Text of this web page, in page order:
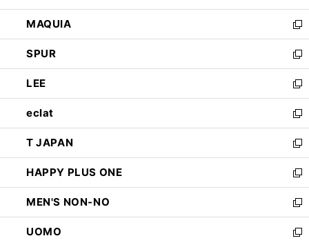
ン
ド
ウ
で
開
く
ウ
ィ
ン
ド
ウ
で
開
く
し
い
ウ
ィ
ン
ド
ウ
で
開
く
MAQUIA
新
し
い
ウ
ィ
ン
ド
ウ
で
開
く
SPUR
新
し
い
ウ
ィ
ン
ド
ウ
で
開
く
LEE
新
し
い
ウ
ィ
ン
ド
ウ
で
開
く
eclat
新
し
い
ウ
ィ
ン
ド
ウ
で
T JAPAN
新
し
い
ウ
ィ
ン
ド
HAPPY PLUS ONE
新
し
い
ウ
ィ
MEN'S NON-NO
新
し
い
UOMO
新